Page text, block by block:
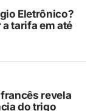
Eletrônico?
tarifa em até
revela
do trigo